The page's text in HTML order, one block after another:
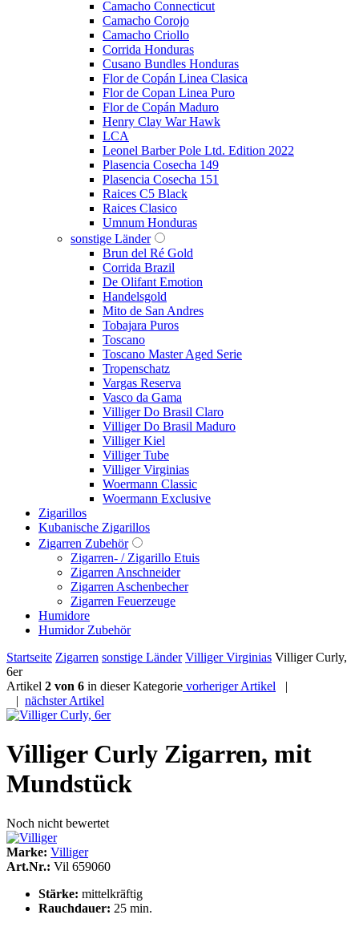
Camacho Connecticut
Camacho Corojo
Camacho Criollo
Corrida Honduras
Cusano Bundles Honduras
Flor de Copán Linea Clasica
Flor de Copan Linea Puro
Flor de Copán Maduro
Henry Clay War Hawk
LCA
Leonel Barber Pole Ltd. Edition 2022
Plasencia Cosecha 149
Plasencia Cosecha 151
Raices C5 Black
Raices Clasico
Umnum Honduras
sonstige Länder
Brun del Ré Gold
Corrida Brazil
De Olifant Emotion
Handelsgold
Mito de San Andres
Tobajara Puros
Toscano
Toscano Master Aged Serie
Tropenschatz
Vargas Reserva
Vasco da Gama
Villiger Do Brasil Claro
Villiger Do Brasil Maduro
Villiger Kiel
Villiger Tube
Villiger Virginias
Woermann Classic
Woermann Exclusive
Zigarillos
Kubanische Zigarillos
Zigarren Zubehör
Zigarren- / Zigarillo Etuis
Zigarren Anschneider
Zigarren Aschenbecher
Zigarren Feuerzeuge
Humidore
Humidor Zubehör
Startseite Zigarren sonstige Länder Villiger Virginias Villiger Curly,
6er
Artikel 2 von 6 in dieser Kategorie vorheriger Artikel |
| nächster Artikel
Villiger Curly Zigarren, mit
Mundstück
Noch nicht bewertet
Marke: Villiger
Art.Nr.: Vil 659060
Stärke: mittelkräftig
Rauchdauer: 25 min.